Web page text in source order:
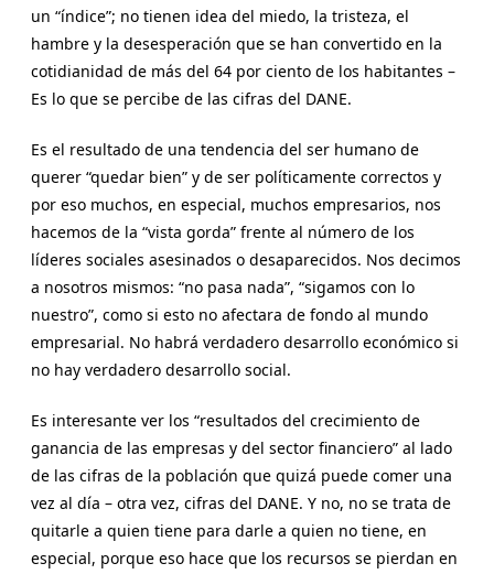
un “índice”; no tienen idea del miedo, la tristeza, el
hambre y la desesperación que se han convertido en la
cotidianidad de más del 64 por ciento de los habitantes –
Es lo que se percibe de las cifras del DANE.
Es el resultado de una tendencia del ser humano de
querer “quedar bien” y de ser políticamente correctos y
por eso muchos, en especial, muchos empresarios, nos
hacemos de la “vista gorda” frente al número de los
líderes sociales asesinados o desaparecidos. Nos decimos
a nosotros mismos: “no pasa nada”, “sigamos con lo
nuestro”, como si esto no afectara de fondo al mundo
empresarial. No habrá verdadero desarrollo económico si
no hay verdadero desarrollo social.
Es interesante ver los “resultados del crecimiento de
ganancia de las empresas y del sector financiero” al lado
de las cifras de la población que quizá puede comer una
vez al día – otra vez, cifras del DANE. Y no, no se trata de
quitarle a quien tiene para darle a quien no tiene, en
especial, porque eso hace que los recursos se pierdan en